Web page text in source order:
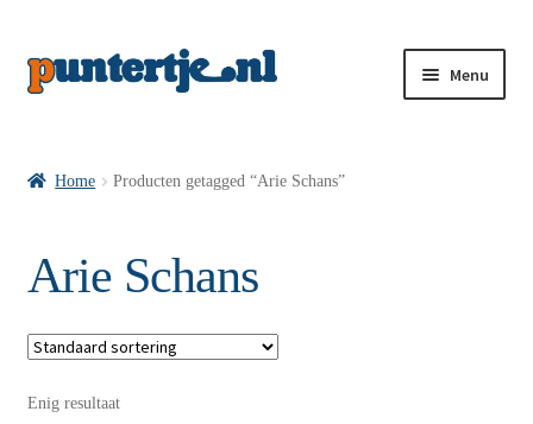
Menu
VI’s met Posters
Home Producten getagged “Arie Schans”
Arie Schans
Enig resultaat